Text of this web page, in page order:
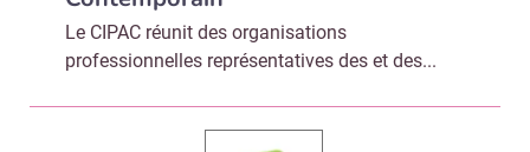
Le CIPAC réunit des organisations
professionnelles représentatives des et des...
Recevoir Culture Matin